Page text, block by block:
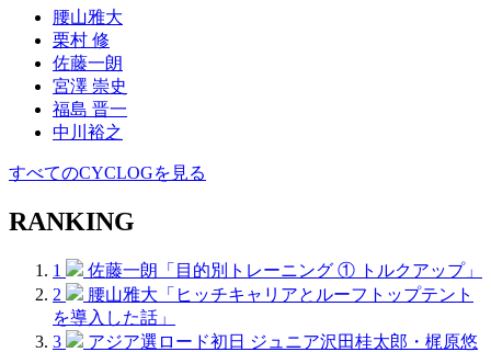
腰山雅大
栗村 修
佐藤一朗
宮澤 崇史
福島 晋一
中川裕之
すべてのCYCLOGを見る
RANKING
1
佐藤一朗「目的別トレーニング ① トルクアップ」
2
腰山雅大「ヒッチキャリアとルーフトップテント
を導入した話」
3
アジア選ロード初日 ジュニア沢田桂太郎・梶原悠